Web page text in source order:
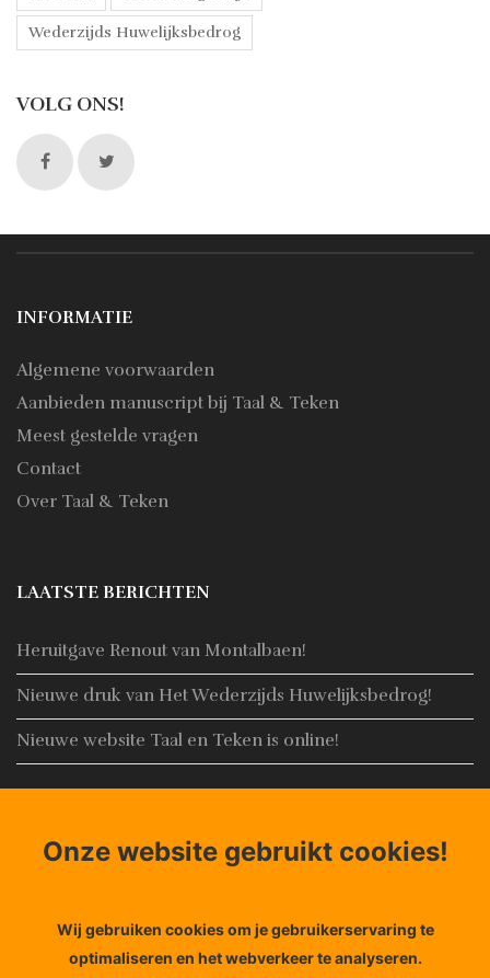
Wederzijds Huwelijksbedrog
VOLG ONS!
INFORMATIE
Algemene voorwaarden
Aanbieden manuscript bij Taal & Teken
Meest gestelde vragen
Contact
Over Taal & Teken
LAATSTE BERICHTEN
Heruitgave Renout van Montalbaen!
Nieuwe druk van Het Wederzijds Huwelijksbedrog!
Nieuwe website Taal en Teken is online!
CONTACT
Email:Info@taal-teken.nl
Telefoon:+31653848356
Onze website gebruikt cookies!
Wij gebruiken cookies om je gebruikerservaring te
optimaliseren en het webverkeer te analyseren.